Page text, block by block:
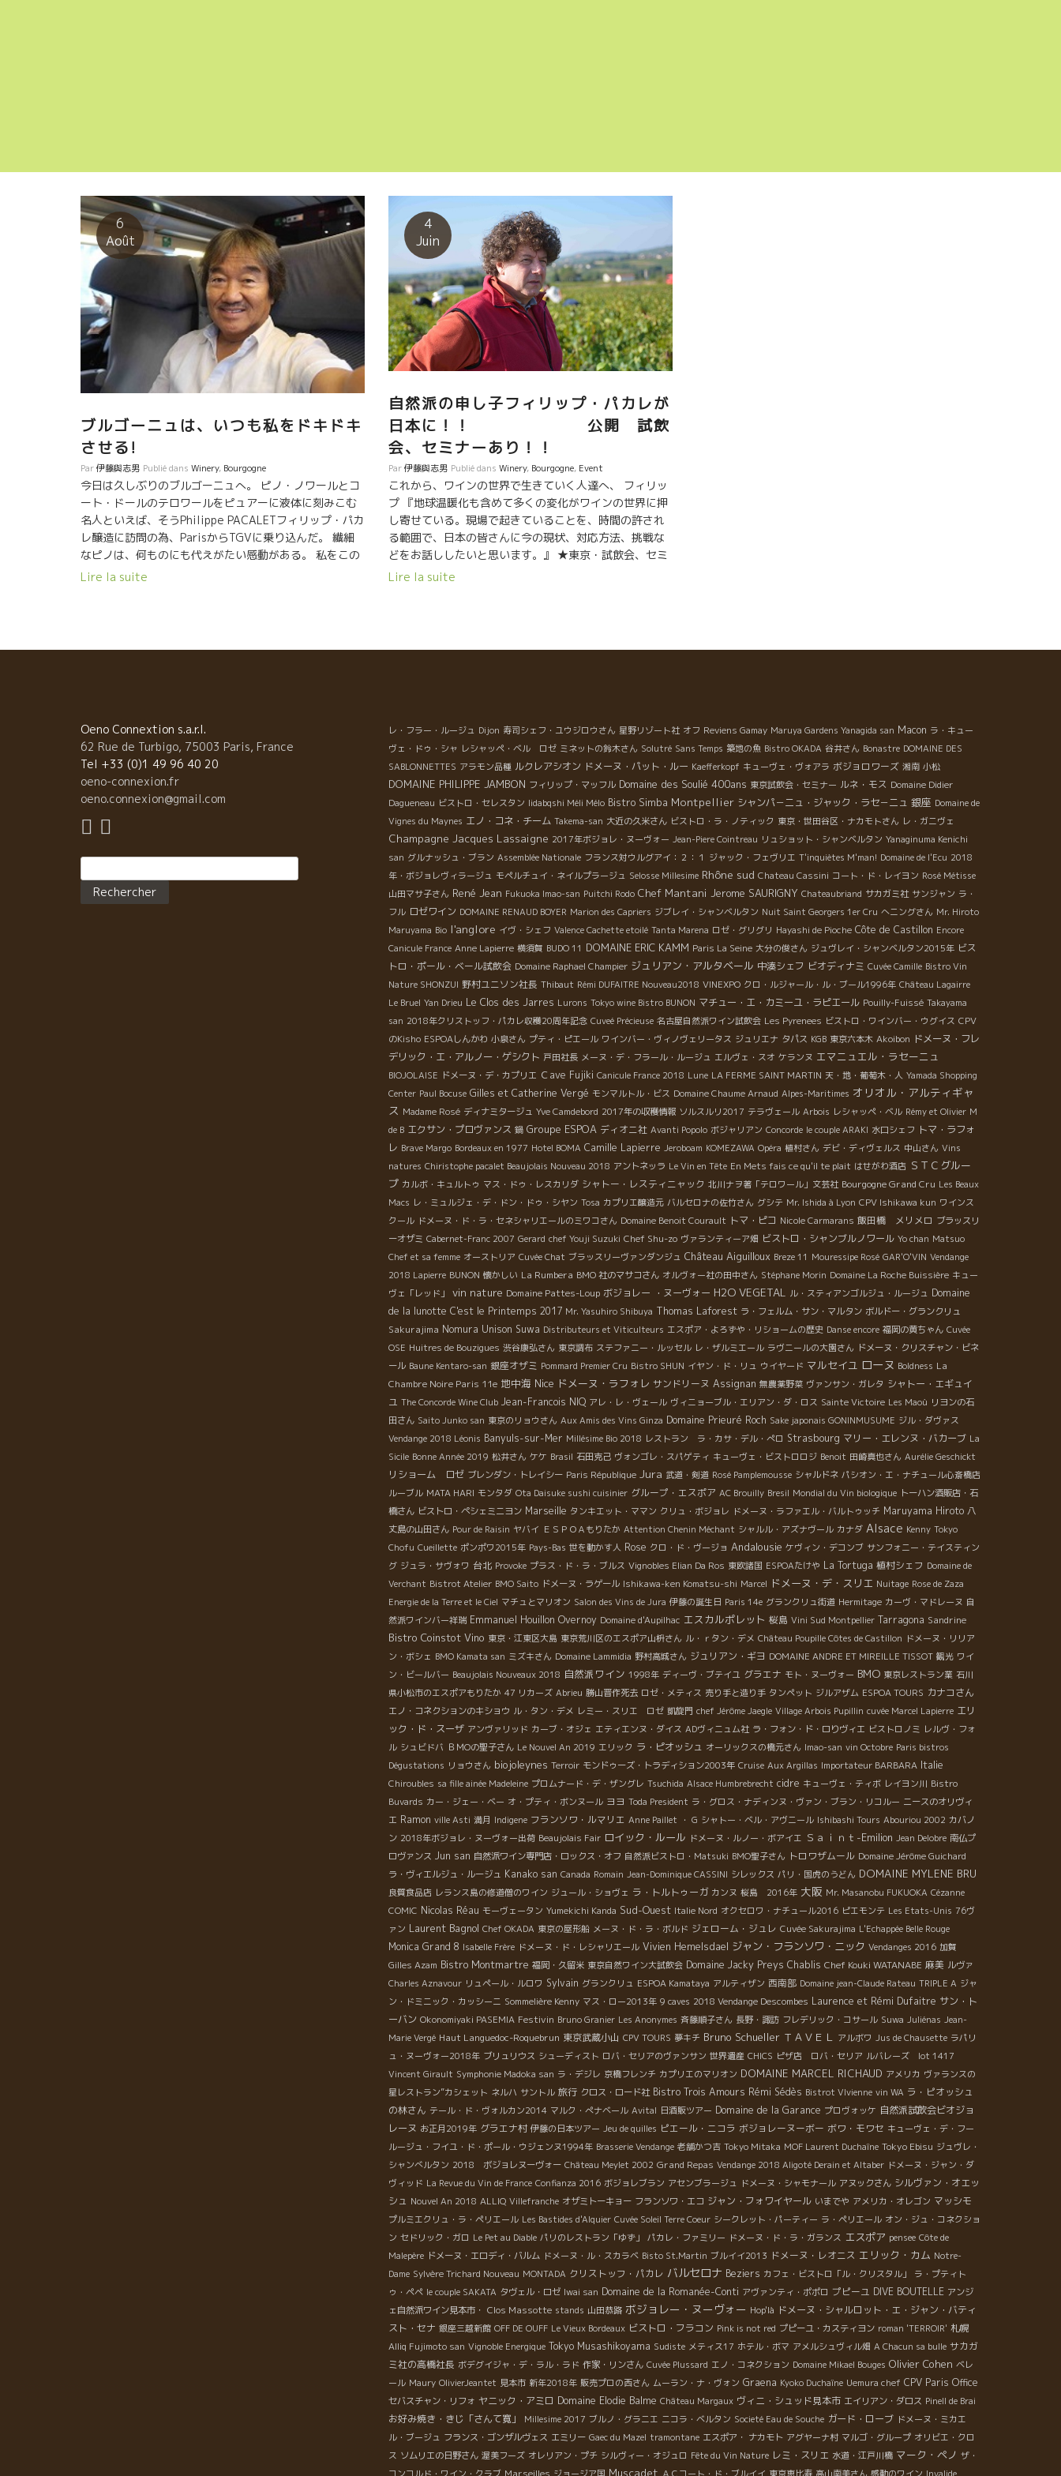
6
Août
ブルゴーニュは、いつも私をドキドキ
させる!
Par伊藤與志男 Publié dans Winery, Bourgogne
今日は久しぶりのブルゴーニュへ。 ピノ・ノワールとコ
ート・ドールのテロワールをピュアーに液体に刻みこむ
名人といえば、そうPhilippe PACALETフィリップ・パカ
レ醸造に訪問の為、ParisからTGVに乗り込んだ。 繊細
なピノは、何ものにも代えがたい感動がある。 私をこの
自然な世界に引っ張り込んだワインを醸したのがこのフ
体がしびれるほどの感動だった。 その数日後に、フィリ
ップにマルセル・ラピエールのところに連れていっても
らった。 マルセルは10年ミレジムの垂直テースティング
をさせてくれた。 これまた、大ショックだった。 SO2酸
化防止剤がなくても、ガメ品種がまるでグラン・ブルゴ
はドップリこの世界に入り込んだ。 その最初の出逢いが
ドキドキさせてくれる。 さあ、今日もフィリップの１７
年産をフィリップとテースティングするのが楽しみだ。
Lire la suite
4
Juin
自然派の申し子フィリップ・パカレが
日本に！！ 公開 試飲
会、セミナーあり！！
Par伊藤與志男 Publié dans Winery, Bourgogne, Event
これから、ワインの世界で生きていく人達へ、 フィリッ
プ 『地球温暖化も含めて多くの変化がワインの世界に押
し寄せている。現場で起きていることを、時間の許され
る範囲で、日本の皆さんに今の現状、対応方法、挑戦な
どをお話ししたいと思います。』 ★東京・試飲会、セミ
ナーは６月６日(火)１４：００より ホテルモントレ半蔵
ル・ショーヴェ博士と知り合う。 ジュル・ショヴェ先生
とは？ 『きれいな香りの美味しいワイン造りを研究』
香りの為に自生酵母で発酵を唱える、有効な自生酵母を
生かす為に自然栽培、醸造中のSO2無添 加を主張。
SO2無添加による危険性を避ける為に、収穫葡萄を冷や
す。 年月をかけて、土壌に由来する『きれいな香りの
美味しいワイン造りを研究』した人物。 . このような
造りをジュル・ショーヴェ博士は、1970～80年にマル
ルはSO2添加なしの造りの試作に専念。 . 1985年にフィ
リップはマルセル・ラピエール氏と共にワイン造りを初
めて経験。 . 1987年にマルセル・ラピエールは初めて
Morgon Natureを造りました。その時、パカレも経験。
. 1987～1989年の２年間、ディジョン大学で勉強しなが
らも、ショーヴェ博士の研究に参加。 テーマ
は『自生酵母・リンゴ乳酸菌発酵、SO2無しの赤ワイン
発酵について』 フィリップはこのような造りを学問的に
立証。 . 1990年 フィリップはアンリー・フレデリッ
ク・ロックに乞われてDomaine Prieuré Rochドメーヌ・
プリューレ・ロック醸造に入社。以後、数々のブルゴー
ニュ名門畑で、自生酵母・SO2無しの醸造を実践。 数年
後、アンリー・フレデリック・ロックがロマネ・コンチ
のオーナーになる。 フィリップは当ドメーヌの名声を築
いた多くの銘醸畑のワインの品質を造りあげた。 . 2000
年に独立。幾つかのブルゴーニュ畑を借りてドメーヌを
設立。 南フランスのCh-Puech Hautシャトー・ピュエッ
シュ・オにてコンサルタントとして醸造経験。 2年間、
南の品種、南の土壌での自生酵母・SO2無しのセミ・マ
セラッション・カルボニック醸造を実践。 . 2010年以
降、南フランス、ボジョレなど他の土壌での醸造に興味
を持つ。 . 2015年、30年に及ぶ醸造の経験、特
醸造した手法で、他の地域の土壌への挑戦に大変興味を
持つ。 . 特に、近年の温暖化現象の中で、ブルゴーニュ
の未来を探る為にも、暑い気候風土でのワイン造りに大
変興味がある。 また、自分の原点でもあるボジョレのテ
ロワールへの真の挑戦にパッションを注ぎ始めたフィリ
ップ。 . フィリップは云う 『物事は常に進化して
いる。有名になったり、評価されると多くの人は止まっ
てしまう。止まったら最後だ。もう環境の変化に対応で
きなくなる。物事を文字で書いた時から、もう進化は始
まっている。止まってはダメなんだ。』 『最近の地球温
暖化の影響で、ことに葡萄栽培、醸造の世界は大きな進
化が必要になっている。ここ過去5年間のブルゴーニュの
変化は絶大なものがある。栽培も醸造も昔のままでは対
応できなくなっている。 そんな変化を日本の皆さんと
お話しできたらと、思う。』 『時間の許される範囲で、
日本の皆さんに今の現状、対応方法、挑戦などをお話し
したいと思います。』
Lire la suite
Oeno Connextion s.a.r.l.
62 Rue de Turbigo, 75003 Paris, France
Tel +33 (0)1 49 96 40 20
oeno-connexion.fr
oeno.connexion@gmail.com
レ・フラー・ルージュ Dijon 寿司シェフ・ユウジロウさん 星野リゾート社 オフ Reviens Gamay Maruya Gardens Yanagida san Macon ラ・キュー
ヴェ・ドゥ・シャ レシャッペ・ベル ロゼ ミネットの鈴木さん Solutré Sans Temps 築地の魚 Bistro OKADA 谷井さん Bonastre DOMAINE DES
SABLONNETTES アラモン品種 ルクレアシオン ドメーヌ・パット・ルー Kaefferkopf キューヴェ・ヴォアラ ボジョロワーズ 湘南 小松
DOMAINE PHILIPPE JAMBON フィリップ・マッフル Domaine des Soulié 400ans 東京試飲会・セミナー ルネ・モス Domaine Didier
Dagueneau ビストロ・セレスタン Iidabqshi Méli Mélo Bistro Simba Montpellier シャンパ－ニュ・ジャック・ラセ－ニュ 銀座 Domaine de
Vignes du Maynes エノ・コネ・チーム Takema-san 大近の久米さん ビストロ・ラ・ノティック 東京・世田谷区・ナカモトさん レ・ガニヴェ
Champagne Jacques Lassaigne 2017年ボジョレ・ヌーヴォー Jean-Piere Cointreau リュショット・シャンベルタン Yanaginuma Kenichi
san グルナッシュ・ブラン Assemblée Nationale フランス対ウルグアイ：２：１ ジャック・フェヴリエ T'inquiètes M'man! Domaine de l'Ecu 2018
年・ボジョレヴィラージュ モペルチュイ・ネイルプラージュ Selosse Millesime Rhône sud Chateau Cassini コート・ド・レイヨン Rosé Métisse
山田マサ子さん René Jean Fukuoka Imao-san Puitchi Rodo Chef Mantani Jerome SAURIGNY Chateaubriand サカガミ社 サンジャン ラ・
フル ロゼワイン DOMAINE RENAUD BOYER Marion des Capriers ジブレイ・シャンベルタン Nuit Saint Georgers 1er Cru へニングさん Mr. Hiroto
Maruyama Bio l'anglore イヴ・シェフ Valence Cachette etoilé Tanta Marena ロゼ・グリグリ Hayashi de Pioche Côte de Castillon Encore
Canicule France Anne Lapierre 横須賀 BUDO 11 DOMAINE ERIC KAMM Paris La Seine 大分の俊さん ジュヴレイ・シャンベルタン2015年 ビス
トロ・ポール・ベール試飲会 Domaine Raphael Champier ジュリアン・アルタベール 中湊シェフ ビオディナミ Cuvée Camille Bistro Vin
Nature SHONZUI 野村ユニソン社長 Thibaut Rémi DUFAITRE Nouveau2018 VINEXPO クロ・ルジャール・ル・ブール1996年 Château Lagairre
Le Bruel Yan Drieu Le Clos des Jarres Lurons Tokyo wine Bistro BUNON マチュー・エ・カミーユ・ラピエール Pouilly-Fuissé Takayama
san 2018年クリストッフ・パカレ収穫20周年記念 Cuveé Précieuse 名古屋自然派ワイン試飲会 Les Pyrenees ビストロ・ワインバー・ウグイス CPV
のKisho ESPOAしんかわ 小泉さん プティ・ピエール ワインバー・ヴィノヴェリータス ジュリエナ タパス KGB 東京六本木 Akoibon ドメーヌ・フレ
デリック・エ・アルノー・ゲシクト 戸田社長 メーヌ・デ・フラール・ルージュ エルヴェ・スオ ケランヌ エマニュエル・ラセーニュ
BIOJOLAISE ドメーヌ・デ・カプリエ Ｃave Fujiki Canicule France 2018 Lune LA FERME SAINT MARTIN 天・地・葡萄木・人 Yamada Shopping
Center Paul Bocuse Gilles et Catherine Vergé モンマルトル・ビス Domaine Chaume Arnaud Alpes-Maritimes オリオル・アルティギャ
ス Madame Rosé ディナミタージュ Yve Camdebord 2017年の収穫情報 ソルスルリ2017 テラヴェール Arbois レシャッペ・ベル Rémy et Olivier M
de B エクサン・プロヴァンス 鍋 Groupe ESPOA ディオニ社 Avanti Popolo ボジャリアン Concorde le couple ARAKI 水口シェフ トマ・ラフォ
レ Brave Margo Bordeaux en 1977 Hotel BOMA Camille Lapierre Jeroboam KOMEZAWA Opéra 植村さん デビ・ディヴェルス 中山さん Vins
natures Chiristophe pacalet Beaujolais Nouveau 2018 アントネッラ Le Vin en Tête En Mets fais ce qu'il te plait はせがわ酒店 ＳＴＣグルー
プ カルボ・キュルトゥ マス・ドゥ・レスカリダ シャトー・レスティニャック 北川ナヲ著「テロワール」文芸社 Bourgogne Grand Cru Les Beaux
Macs レ・ミュルジェ・デ・ドン・ドゥ・シヤン Tosa カプリエ醸造元 バルセロナの佐竹さん グシテ Mr. Ishida à Lyon CPV Ishikawa kun ワインス
クール ドメーヌ・ド・ラ・セネシャリエールのミワコさん Domaine Benoit Courault トマ・ピコ Nicole Carmarans 飯田橋 メリメロ ブラッスリ
ーオザミ Cabernet-Franc 2007 Gerard chef Youji Suzuki Chef Shu-zo ヴァランティーア畑 ビストロ・シャンブルノワール Yo chan Matsuo
Chef et sa femme オーストリア Cuvée Chat ブラッスリーヴァンダンジュ Château Aiguilloux Breze 11 Mouressipe Rosé GAR'O'VIN Vendange
2018 Lapierre BUNON 懐かしい La Rumbera BMO 社のマサコさん オルヴォー社の田中さん Stéphane Morin Domaine La Roche Buissière キュー
ヴェ「レッド」
vin nature Domaine Pattes-Loup ボジョレー ・ヌーヴォー H2O VEGETAL ル・スティアンゴルジュ・ルージュ Domaine
de la lunotte C'est le Printemps 2017 Mr. Yasuhiro Shibuya Thomas Laforest ラ・フェルム・サン・マルタン ボルドー・グランクリュ
Sakurajima Nomura Unison Suwa Distributeurs et Viticulteurs エスポア・よろずや・リショームの歴史 Danse encore 福岡の黄ちゃん Cuvée
OSE Huitres de Bouzigues 渋谷康弘さん 東京調布 ステファニー・ルッセル レ・ザルミエール ラヴニールの大園さん ドメーヌ・クリスチャン・ビネ
ール Baune Kentaro-san 銀座オザミ Pommard Premier Cru Bistro SHUN イヤン・ド・リュ ウイヤード マルセイユ ローヌ Boldness La
Chambre Noire Paris 11e 地中海 Nice ドメーヌ・ラフォレ サンドリーヌ Assignan 無農薬野菜 ヴァンサン・ガレタ シャトー・エギュイ
ユ The Concorde Wine Club Jean-Francois NIQ アレ・レ・ヴェール ヴィニョーブル・エリアン・ダ・ロス Sainte Victoire Les Maoù リヨンの石
田さん Saito Junko san 東京のリョウさん Aux Amis des Vins Ginza Domaine Prieuré Roch Sake japonais GONINMUSUME ジル・ダヴァス
Vendange 2018 Léonis Banyuls-sur-Mer Millésime Bio 2018 レストラン ラ・カサ・デル・ぺロ Strasbourg マリー・エレンヌ・バカーブ La
Sicile Bonne Année 2019 松井さん ケケ Brasil 石田克己 ヴォンゴレ・スパゲティ キューヴェ・ビストロロジ Benoit 田崎真也さん Aurélie Geschickt
リショーム ロゼ ブレンダン・トレイシー Paris République Jura 武道・剣道 Rosé Pamplemousse シャルドネ パシオン・エ・ナチュール心斎橋店
ルーブル MATA HARI モンタダ Ota Daisuke sushi cuisinier グループ・エスポア AC Brouilly Bresil Mondial du Vin biologique トーハン酒販店・石
橋さん ビストロ・ペシェミニヨン Marseille タンキエット・ママン クリュ・ボジョレ ドメーヌ・ラファエル・バルトゥッチ Maruyama Hiroto 八
丈島の山田さん Pour de Raisin ヤバイ ＥＳＰＯＡもりたか Attention Chenin Méchant シャルル・アズナヴール カナダ Alsace Kenny Tokyo
Chofu Cueillette ポンポワ2015年 Pays-Bas 世を動かす人 Rose クロ・ド・ヴージョ Andalousie ケヴィン・デコンブ サンフォニー・テイスティン
グ ジュラ・サヴォワ 台北 Provoke プラス・ド・ラ・ブルス Vignobles Elian Da Ros 東欧諸国 ESPOAたけや La Tortuga 植村シェフ Domaine de
Verchant Bistrot Atelier BMO Saito ドメーヌ・ラゲール Ishikawa-ken Komatsu-shi Marcel ドメーヌ・デ・スリエ Nuitage Rose de Zaza
Energie de la Terre et le Ciel マチュとマリオン Salon des Vins de Jura 伊藤の誕生日 Paris 14e グランクリュ街道 Hermitage カーヴ・マドレーヌ 自
然派ワインバー祥瑞 Emmanuel Houillon Overnoy Domaine d'Aupilhac エスカルポレット 桜島 Vini Sud Montpellier Tarragona Sandrine
Bistro Coinstot Vino 東京・江東区大島 東京荒川区のエスポア山枡さん ル・ｒタン・デメ Château Poupille Côtes de Castillon ドメーヌ・リリア
ン・ボシェ BMO Kamata san ミズキさん Domaine Lammidia 野村高城さん ジュリアン・ギヨ DOMAINE ANDRE ET MIREILLE TISSOT 観光 ワイ
ン・ビールバー Beaujolais Nouveaux 2018 自然派ワイン 1998年 ディーヴ・ブテイユ グラエナ モト・ヌーヴォー BMO 東京レストラン業 石川
県小松市のエスポアもりたか 47 リカーズ Abrieu 勝山晋作死去 ロゼ・メティス 売り手と造り手 タンペット ジルアザム ESPOA TOURS カナコさん
エノ・コネクションのキショウ ル・タン・デメ レミー・スリエ ロゼ 凱旋門 chef Jérôme Jaegle Village Arbois Pupillin cuvée Marcel Lapierre エリ
ック・ド・スーザ アンヴァリッド カーブ・オジェ エティエンヌ・ダイス ADヴィニュム社 ラ・フォン・ド・ロりヴィエ ビストロノミ レルヴ・フォ
ル シュビドバ ＢＭОの聖子さん Le Nouvel An 2019 エリック ラ・ピオッシュ オーリックスの橋元さん Imao-san vin Octobre Paris bistros
Dégustations リョウさん biojoleynes Terroir モンドゥーズ・トラディション2003年 Cruise Aux Argillas Importateur BARBARA Italie
Chiroubles sa fille ainée Madeleine プロムナード・デ・ザングレ Tsuchida Alsace Humbrebrecht cidre キューヴェ・ティボ レイヨン川 Bistro
Buvards カー・ジェー・ベー オ・プティ・ボンヌール ヨヨ Toda President ラ・グロス・ナディンヌ・ヴァン・ブラン・リコルー ニースのオリヴィ
エ Ramon ville Asti 満月 Indigene フランソワ・ルマリエ Anne Paillet ・ G シャトー・ベル・アヴニール Ishibashi Tours Abouriou 2002 カバノ
ン 2018年ボジョレ・ヌーヴォー出荷 Beaujolais Fair ロイック・ルール ドメーヌ・ルノー・ボアイエ Ｓａｉｎｔ-Emilion Jean Delobre 南仏プ
ロヴァンス Jun san 自然派ワイン専門店・ロックス・オフ 自然派ビストロ・Matsuki BMO聖子さん トロワザムール Domaine Jérôme Guichard
ラ・ヴィエルジュ・ルージュ Kanako san Canada Romain Jean-Dominique CASSINI シレックス パリ・国虎のうどん DOMAINE MYLENE BRU
良質食品店 レランス島の修道僧のワイン ジュール・ショヴェ ラ・トルトゥーガ カンヌ 桜島 2016年 大阪 Mr. Masanobu FUKUOKA Cézanne
COMIC Nicolas Réau モーヴェータン Yumekichi Kanda Sud-Ouest Italie Nord オクセロワ・ナチュール2016 ピエモンテ Les Etats-Unis 76ヴ
ァン Laurent Bagnol Chef OKADA 東京の屋形船 メーヌ・ド・ラ・ボルド ジェローム・ジュレ Cuvée Sakurajima L'Echappée Belle Rouge
Monica Grand 8 Isabelle Frère ドメーヌ・ド・レシャリエール Vivien Hemelsdael ジャン・フランソワ・ニック Vendanges 2016 加賀
Gilles Azam Bistro Montmartre 福岡・久留米 東京自然ワイン大試飲会 Domaine Jacky Preys Chablis Chef Kouki WATANABE 麻美 ルヴァ
Charles Aznavour リュペール・ルロワ Sylvain グランクリュ ESPOA Kamataya アルティザン 西南部 Domaine jean-Claude Rateau TRIPLE A ジャ
ン・ドミニック・カッシーニ Sommelière Kenny マス・ロー2013年 9 caves 2018 Vendange Descombes Laurence et Rémi Dufaitre サン・ト
ーバン Okonomiyaki PASEMIA Festivin Bruno Granier Les Anonymes 斉藤順子さん 長野・諏訪 フレデリック・コサール Suwa Juliénas Jean-
Marie Vergé Haut Languedoc-Roquebrun 東京武蔵小山 CPV TOURS 夢キチ Bruno Schueller ＴＡＶＥＬ アルボワ Jus de Chausette ラパリ
ュ・ヌーヴォー2018年 ブリュリウス シューディスト ロバ・セリアのヴァンサン 世界遺産 CHICS ピザ店 ロバ・セリア ルバレーズ lot 1417
Vincent Girault Symphonie Madoka san ラ・デジレ 京橋フレンチ カプリエのマリオン DOMAINE MARCEL RICHAUD アメリカ ヴァランスの
星レストラン”カシェット ネルハ サントル 旅行 クロス・ロード社 Bistro Trois Amours Rémi Sédès Bistrot VIvienne vin WA ラ・ピオッシュ
の林さん テール・ド・ヴォルカン2014 マルク・ぺナベール Avital 日酒販ツアー Domaine de la Garance プロヴォッケ 自然派試飲会ビオジョ
レーヌ お正月2019年 グラエナ村 伊藤の日本ツアー Jeu de quilles ピエール・ニコラ ボジョレーヌーボー ボワ・モワセ キューヴェ・デ・フー
ルージュ・フイユ・ド・ポール・ウジェンヌ1994年 Brasserie Vendange 老舗かつ吉 Tokyo Mitaka MOF Laurent Duchaîne Tokyo Ebisu ジュヴレ・
シャンべルタン 2018 ボジョレヌーヴォー Château Meylet 2002 Grand Repas Vendange 2018 Aligoté Derain et Altaber ドメーヌ・ジャン・ダ
ヴィッド La Revue du Vin de France Confianza 2016 ボジョレブラン アセンブラージュ ドメーヌ・シャモナール アヌックさん シルヴァン・オエッ
シュ Nouvel An 2018 ALLIQ Villefranche オザミトーキョー フランソワ・エコ ジャン・フォワイヤール いまでや アメリカ・オレゴン マッシモ
プルミエクリュ・ラ・ペリエール Les Bastides d'Alquier Cuvée Soleil Terre Coeur シークレット・パーティー ラ・ペリエール オン・ジュ・コネクショ
ン セドリック・ガロ Le Pet au Diable パリのレストラン「ゆず」 パカレ・ファミリー ドメーヌ・ド・ラ・ガランス エスポア pensee Côte de
Malepère ドメーヌ・エロディ・バルム ドメーヌ・ル・スカラベ Bisto St.Martin ブルイイ2013 ドメーヌ・レオニス エリック・カム Notre-
Dame Sylvère Trichard Nouveau MONTADA クリストッフ・パカレ バルセロナ Beziers カフェ・ビストロ「ル・クリスタル」
ラ・プティト
ゥ・ペペ le couple SAKATA タヴェル・ロゼ Iwai san Domaine de la Romanée-Conti アヴァンティ・ポポロ プピーユ DIVE BOUTELLE アンジ
ェ自然派ワイン見本市・ Clos Massotte stands 山田恭路 ボジョレー・ヌーヴォー Hop'là ドメーヌ・シャルロット・エ・ジャン・バティ
スト・セナ 銀座三越新館 OFF DE OUFF Le Vieux Bordeaux ビストロ・フラコン Pink is not red プピーユ・カスティヨン roman 'TERROIR' 札幌
Alliq Fujimoto san Vignoble Energique Tokyo Musashikoyama Sudiste メティス17 ホテル・ボマ アメルシュヴィル畑 A Chacun sa bulle サカガ
ミ社の高橋社長 ボデグイジャ・デ・ラル・ラド 作家・リンさん Cuvée Plussard エノ・コネクション Domaine Mikael Bouges Olivier Cohen ベレ
ール Maury OlivierJeantet 見本市 新年2018年 販売プロの西さん ムーラン・ナ・ヴォン Graena Kyoko Duchaîne Uemura chef CPV Paris Office
セバスチャン・リフォ ヤニック・アミロ Domaine Elodie Balme Château Margaux ヴィニ・シュッド見本市 エイリアン・ダロス Pinell de Brai
お好み焼き・きじ「さんて寛」 Millesime 2017 ブルノ・グラニエ ニコラ・ベルタン Societé Eau de Souche ガード・ローブ ドメーヌ・ミカエ
ル・ブージュ フランス・ゴンザルヴェス エミリー Gaec du Mazel tramontane エスポア・ ナカモト アグヤーナ村 マルゴ・グループ オリビエ・クロ
ス ソムリエの日野さん 渥美フーズ オレリアン・プチ シルヴィー・オジュロ Fête du Vin Nature レミ・スリエ 水道・江戸川橋 マーク・ペノ ザ・
Marseilles Muscadet